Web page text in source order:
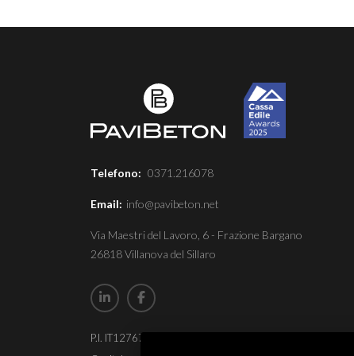
Telefono: 0371.216078
Email: info@pavibeton.net
Via Maestri del Lavoro, 6 - Frazione Bargano
26818 Villanova del Sillaro
P.I. IT12767870152